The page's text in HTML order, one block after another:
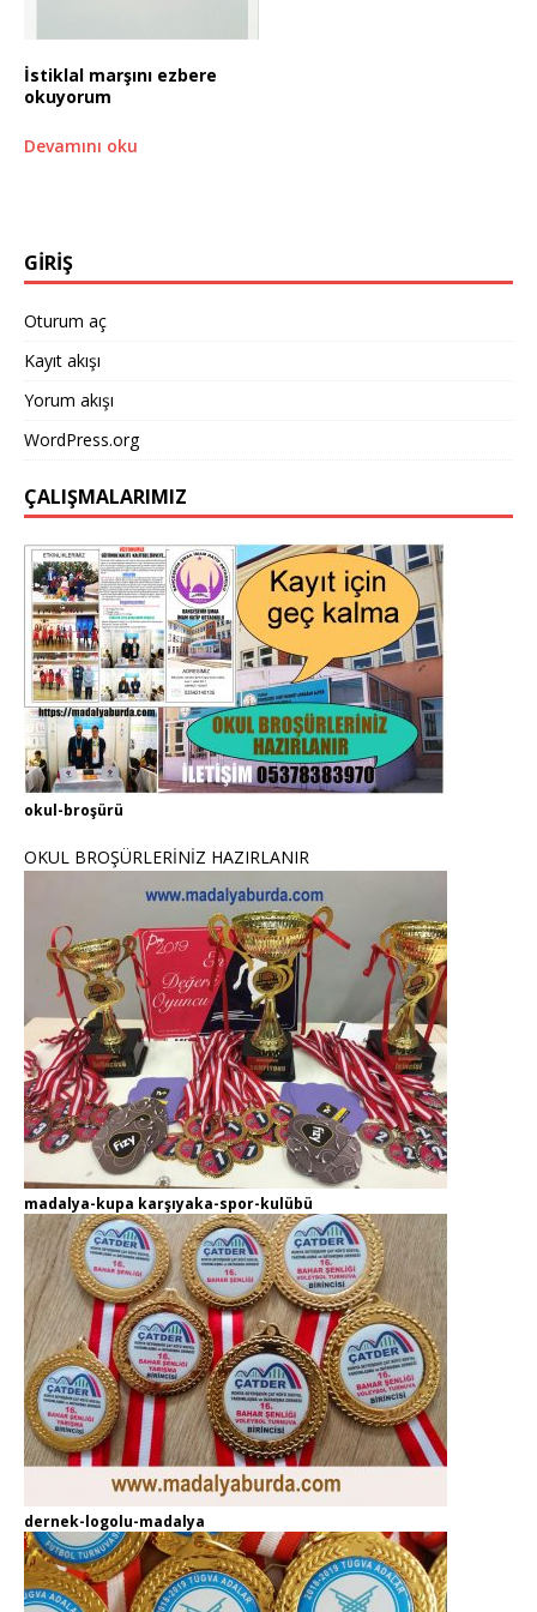
İstiklal marşını ezbere
okuyorum
Devamını oku
GİRİŞ
Oturum aç
Kayıt akışı
Yorum akışı
WordPress.org
ÇALIŞMALARIMIZ
okul-broşürü
OKUL BROŞÜRLERİNİZ HAZIRLANIR
madalya-kupa karşıyaka-spor-kulübü
dernek-logolu-madalya